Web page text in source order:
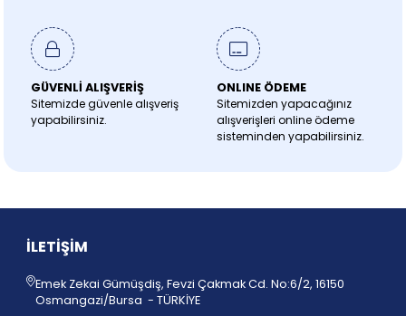
GÜVENLİ ALIŞVERİŞ
Sitemizde güvenle alışveriş
yapabilirsiniz.
ONLINE ÖDEME
Sitemizden yapacağınız
alışverişleri online ödeme
sisteminden yapabilirsiniz.
İLETİŞİM
Emek Zekai Gümüşdiş, Fevzi Çakmak Cd. No:6/2, 16150
Osmangazi/Bursa - TÜRKİYE